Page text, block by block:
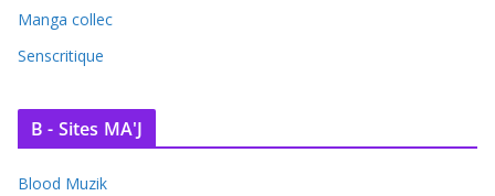
Manga collec
Senscritique
B - Sites MA'J
Blood Muzik